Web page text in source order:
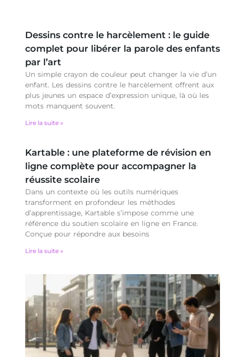
Dessins contre le harcèlement : le guide
complet pour libérer la parole des enfants
par l’art
Un simple crayon de couleur peut changer la vie d’un
enfant. Les dessins contre le harcèlement offrent aux
plus jeunes un espace d’expression unique, là où les
mots manquent souvent.
Lire la suite »
Kartable : une plateforme de révision en
ligne complète pour accompagner la
réussite scolaire
Dans un contexte où les outils numériques
transforment en profondeur les méthodes
d’apprentissage, Kartable s’impose comme une
référence du soutien scolaire en ligne en France.
Conçue pour répondre aux besoins
Lire la suite »